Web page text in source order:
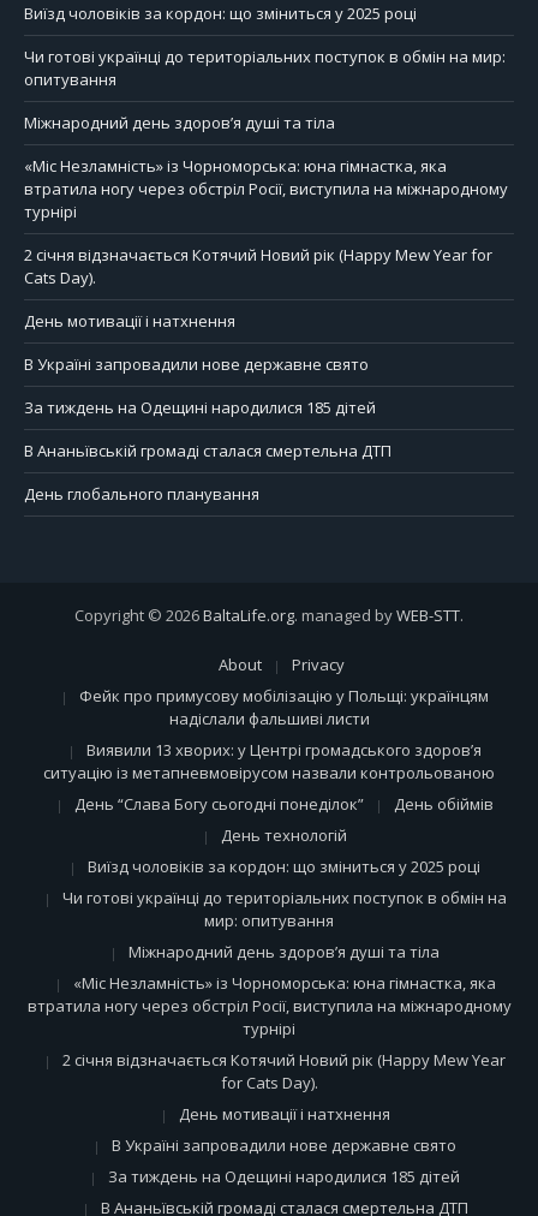
Виїзд чоловіків за кордон: що зміниться у 2025 році
Чи готові українці до територіальних поступок в обмін на мир:
опитування
Міжнародний день здоров’я душі та тіла
«Міс Незламність» із Чорноморська: юна гімнастка, яка
втратила ногу через обстріл Росії, виступила на міжнародному
турнірі
2 січня відзначається Котячий Новий рік (Happy Mew Year for
Cats Day).
День мотивації і натхнення
В Україні запровадили нове державне свято
За тиждень на Одещині народилися 185 дітей
В Ананьївській громаді сталася смертельна ДТП
День глобального планування
Copyright © 2026BaltaLife.org. managed byWEB-STT.
About
Privacy
Фейк про примусову мобілізацію у Польщі: українцям
надіслали фальшиві листи
Виявили 13 хворих: у Центрі громадського здоров’я
ситуацію із метапневмовірусом назвали контрольованою
День “Слава Богу сьогодні понеділок”
День обіймів
День технологій
Виїзд чоловіків за кордон: що зміниться у 2025 році
Чи готові українці до територіальних поступок в обмін на
мир: опитування
Міжнародний день здоров’я душі та тіла
«Міс Незламність» із Чорноморська: юна гімнастка, яка
втратила ногу через обстріл Росії, виступила на міжнародному
турнірі
2 січня відзначається Котячий Новий рік (Happy Mew Year
for Cats Day).
День мотивації і натхнення
В Україні запровадили нове державне свято
За тиждень на Одещині народилися 185 дітей
В Ананьївській громаді сталася смертельна ДТП